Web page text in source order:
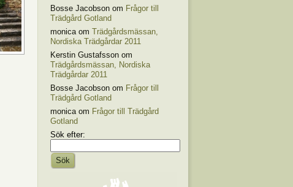
Bosse Jacobson om Frågor till
Trädgård Gotland
monica om Trädgårdsmässan,
Nordiska Trädgårdar 2011
Kerstin Gustafsson om
Trädgårdsmässan, Nordiska
Trädgårdar 2011
Bosse Jacobson om Frågor till
Trädgård Gotland
monica om Frågor till Trädgård
Gotland
Sök efter: